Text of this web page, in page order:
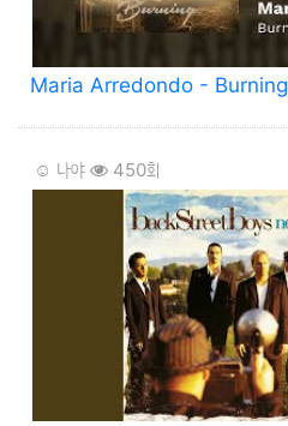
Maria Arredondo - Burning
☺️ 나야 450회